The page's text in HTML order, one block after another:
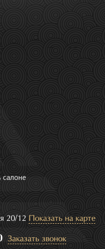
салоне
20/12 Показать на карте
Заказать звонок